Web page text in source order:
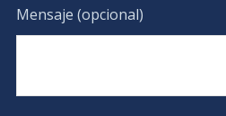
Mensaje (opcional)